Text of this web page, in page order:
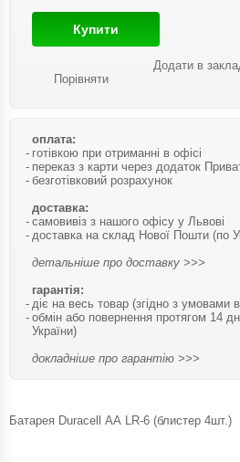
Купити
Порівняти
Додати в
оплата:
готівкою при отриманні в офісі
переказ з карти через додаток
безготівковий розрахунок
доставка:
самовивіз з нашого офісу у Львові
доставка на склад Нової Пошти (по
детальніше про доставку >>>
гарантія:
діє на весь товар (згідно з умовами
обмін або повернення протягом 14
України)
докладніше про гарантію >>>
Батарея Duracell АА LR-6 (блистер 4шт.)